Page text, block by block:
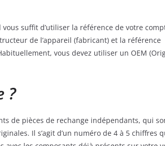
suffit d’utiliser la référence de votre
de l’appareil (fabricant) et la référence
vous devez utiliser un OEM
?
de pièces de rechange indépendants, qui
Il s’agit d’un numéro de 4 à 5 chiffres